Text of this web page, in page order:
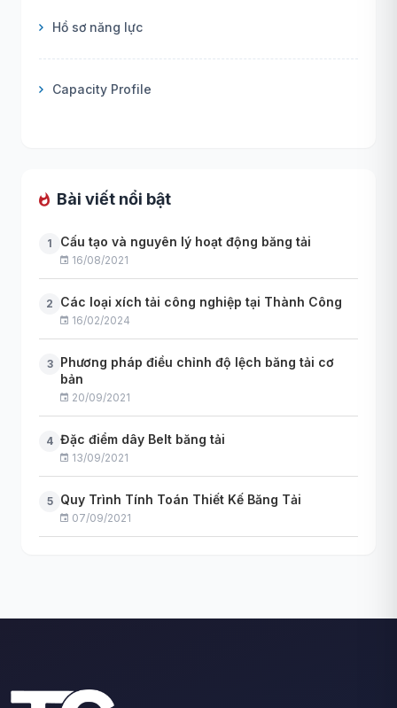
Hồ sơ năng lực
Capacity Profile
Bài viết nổi bật
1 Cấu tạo và nguyên lý hoạt động băng tải
16/08/2021
2 Các loại xích tải công nghiệp tại Thành Công
16/02/2024
3
Phương pháp điều chỉnh độ lệch băng tải cơ
bản
20/09/2021
4 Đặc điểm dây Belt băng tải
13/09/2021
5 Quy Trình Tính Toán Thiết Kế Băng Tải
07/09/2021